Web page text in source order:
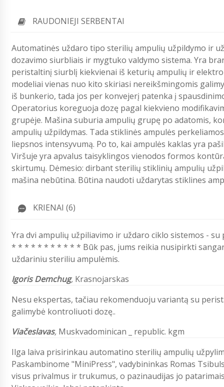
RAUDONIEJI SERBENTAI
Automatinės uždaro tipo sterilių ampulių užpildymo ir
dozavimo siurbliais ir mygtuko valdymo sistema. Yra
peristaltinį siurblį kiekvienai iš keturių ampulių ir
modeliai vienas nuo kito skiriasi nereikšmingomis
iš bunkerio, tada jos per konvejerį patenka į
Operatorius koreguoja dozę pagal kiekvieno
grupėje. Mašina suburia ampulių grupę po adatomis,
ampulių užpildymas. Tada stiklinės ampulės
liepsnos intensyvumą. Po to, kai ampulės kaklas yra
Viršuje yra apvalus taisyklingos vienodos formos
skirtumų. Dėmesio: dirbant sterilių stiklinių ampulių
mašina nebūtina. Būtina naudoti uždarytas stiklines
KRIENAI (6)
Yra dvi ampulių užpiliavimo ir uždaro ciklo sistemos -
* * * * * * * * * * * Būk pas, jums reikia nusipirkti
uždariniu steriliu ampulėmis.
Igoris Demchug, Krasnojarskas
Nesu ekspertas, tačiau rekomenduoju variantą su
galimybė kontroliuoti dozę..
Viačeslavas, Muskvadominican _ republic. kgm
Ilga laiva prisirinkau automatino sterilių ampulių
Paskambinome "MiniPress", vadybininkas Romas
visus privalmus ir trukumus, o pazinaudijas jo